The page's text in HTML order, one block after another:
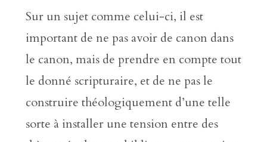
Sur un sujet comme celui-ci, il est
important de ne pas avoir de canon dans
le canon, mais de prendre en compte tout
le donné scripturaire, et de ne pas le
construire théologiquement d’une telle
sorte à installer une tension entre des